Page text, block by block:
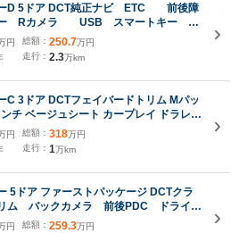
ーD 5ドア DCT純正ナビ ETC 前後障
ー Rカメラ USB スマートキー 純
ール Bluetooth LEDライト
円
総額： 250.7万円
走行： 2.3万km
C 3ドア DCTフェイバードトリム Mパッ
チ ベージュシート カープレイ ドラレコ
ドンスピーカー
円
総額： 318万円
走行： 1万km
5ドア ファーストパッケージ DCTクラ
ム バックカメラ 前後PDC ドライブ
ートヒーター
円
総額： 259.3万円